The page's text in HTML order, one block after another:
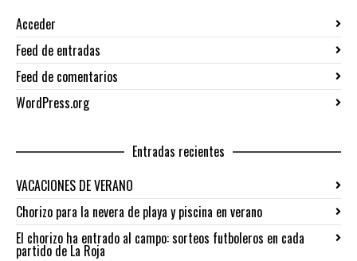
Acceder
Feed de entradas
Feed de comentarios
WordPress.org
Entradas recientes
VACACIONES DE VERANO
Chorizo para la nevera de playa y piscina en verano
El chorizo ha entrado al campo: sorteos futboleros en cada
partido de La Roja